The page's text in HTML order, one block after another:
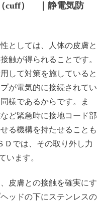
cuff） ｜静電気防
としては、人体の皮膚と
触が得られることです。
して対策を施していると
が電気的に接続されてい
様であるからです。ま
ど緊急時に接地コード部
る機構を持たせることも
Ｄでは、その取り外し力
います。
皮膚との接触を確実にす
ッドの下にステンレスの